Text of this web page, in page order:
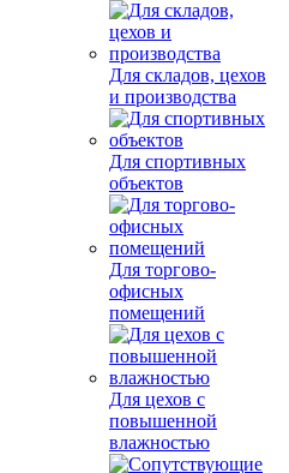
Для складов, цехов
и производства
Для спортивных
объектов
Для торгово-
офисных
помещений
Для цехов с
повышенной
влажностью